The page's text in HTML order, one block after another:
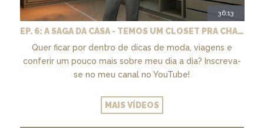
36:13
EP. 6: A SAGA DA CASA - TEMOS UM CLOSET PRA CHAMAR DE NOSSO + MARCENARIA E PAISAGISMO
Quer ficar por dentro de dicas de moda, viagens e
conferir um pouco mais sobre meu dia a dia? Inscreva-
se no meu canal no YouTube!
MAIS VÍDEOS